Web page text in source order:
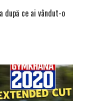
după ce ai vândut-o